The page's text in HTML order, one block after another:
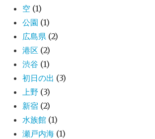
空 (1)
公園 (1)
広島県 (2)
港区 (2)
渋谷 (1)
初日の出 (3)
上野 (3)
新宿 (2)
水族館 (1)
瀬戸内海 (1)